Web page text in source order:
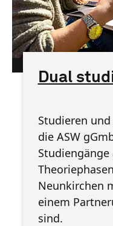
Dual
Studieren
die ASW
Neunkirchen
einem
sind.